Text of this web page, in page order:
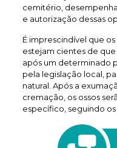
cemitério,
e autorização dessas
É imprescindível que
estejam cientes de que
após um determinado
pela legislação local,
natural. Após a
cremação, os ossos
específico, seguindo